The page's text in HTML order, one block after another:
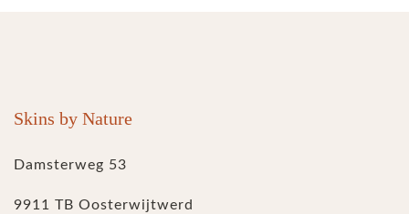
Skins by Nature
Damsterweg 53
9911 TB Oosterwijtwerd